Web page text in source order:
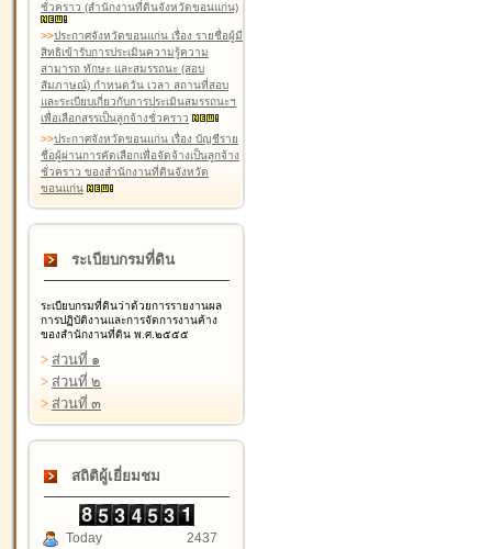
ชั่วคราว (สำนักงานที่ดินจังหวัดขอนแก่น)
>>ประกาศจังหวัดขอนแก่น เรื่อง รายชื่อผู้มี
สิทธิเข้ารับการประเมินความรู้ความ
สามารถ ทักษะ และสมรรถนะ (สอบ
สัมภาษณ์) กำหนดวัน เวลา สถานที่สอบ
และระเบียบเกี่ยวกับการประเมินสมรรถนะฯ
เพื่อเลือกสรรเป็นลูกจ้างชั่วคราว
>>ประกาศจังหวัดขอนแก่น เรื่อง บัญชีราย
ชื่อผู้ผ่านการคัดเลือกเพื่อจัดจ้างเป็นลูกจ้าง
ชั่วคราว ของสำนักงานที่ดินจังหวัด
ขอนแก่น
ระเบียบกรมที่ดิน
ระเบียบกรมที่ดินว่าด้วยการรายงานผล
การปฏิบัติงานและการจัดการงานค้าง
ของสำนักงานที่ดิน พ.ศ.๒๕๕๕
> ส่วนที่ ๑
> ส่วนที่ ๒
> ส่วนที่ ๓
สถิติผู้เยี่ยมชม
Today
2437